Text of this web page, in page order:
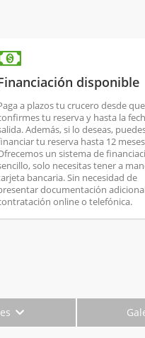
disponible
a plazos tu crucero desde que
tu reserva y hasta la
Además, si lo deseas,
tu reserva hasta 12
un sistema de
solo necesitas tener a
bancaria. Sin necesidad de
documentación
online o telefónica.